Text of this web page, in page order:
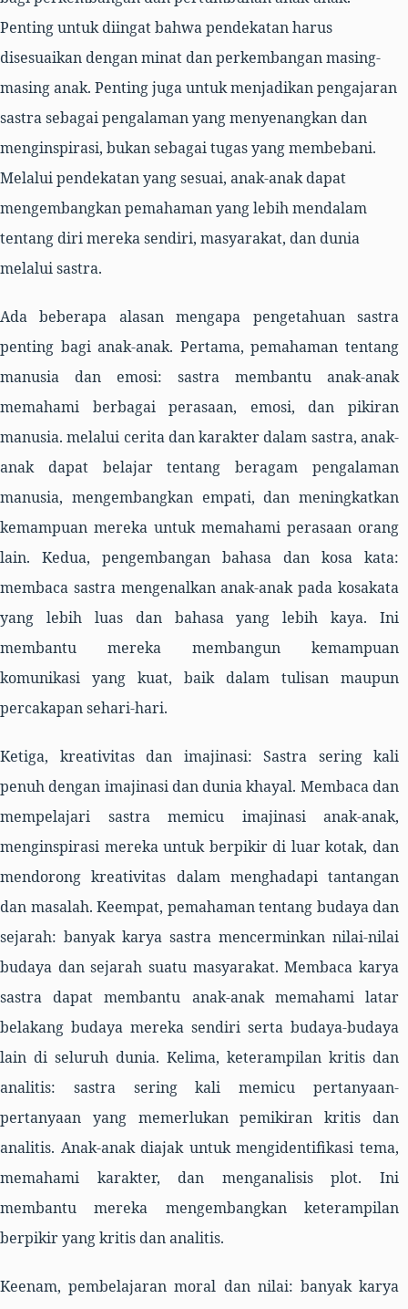
Penting untuk diingat bahwa pendekatan harus
disesuaikan dengan minat dan perkembangan masing-
masing anak. Penting juga untuk menjadikan pengajaran
sastra sebagai pengalaman yang menyenangkan dan
menginspirasi, bukan sebagai tugas yang membebani.
Melalui pendekatan yang sesuai, anak-anak dapat
mengembangkan pemahaman yang lebih mendalam
tentang diri mereka sendiri, masyarakat, dan dunia
melalui sastra.
Ada beberapa alasan mengapa pengetahuan sastra
penting bagi anak-anak. Pertama,pemahaman tentang
manusia dan emosi: sastra membantu anak-anak
memahami berbagai perasaan, emosi, dan pikiran
manusia. melalui cerita dan karakter dalam sastra, anak-
anak dapat belajar tentang beragam pengalaman
manusia, mengembangkan empati, dan meningkatkan
kemampuan mereka untuk memahami perasaan orang
lain. Kedua, pengembangan bahasa dan kosa kata:
membaca sastra mengenalkan anak-anak pada kosakata
yang lebih luas dan bahasa yang lebih kaya. Ini
membantu mereka membangun kemampuan
komunikasi yang kuat, baik dalam tulisan maupun
percakapan sehari-hari.
Ketiga, kreativitas dan imajinasi: Sastra sering kali
penuh dengan imajinasi dan dunia khayal. Membaca dan
mempelajari sastra memicu imajinasi anak-anak,
menginspirasi mereka untuk berpikir di luar kotak, dan
mendorong kreativitas dalam menghadapi tantangan
dan masalah. Keempat, pemahaman tentang budaya dan
sejarah: banyak karya sastra mencerminkan nilai-nilai
budaya dan sejarah suatu masyarakat. Membaca karya
sastra dapat membantu anak-anak memahami latar
belakang budaya mereka sendiri serta budaya-budaya
lain di seluruh dunia. Kelima, keterampilan kritis dan
analitis: sastra sering kali memicu pertanyaan-
pertanyaan yang memerlukan pemikiran kritis dan
analitis. Anak-anak diajak untuk mengidentifikasi tema,
memahami karakter, dan menganalisis plot. Ini
membantu mereka mengembangkan keterampilan
berpikir yang kritis dan analitis.
Keenam,pembelajaran moral dan nilai: banyak karya